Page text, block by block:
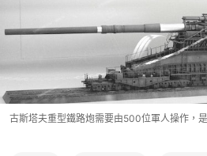
古斯塔夫重型鐵路炮需要由500位軍人操作，